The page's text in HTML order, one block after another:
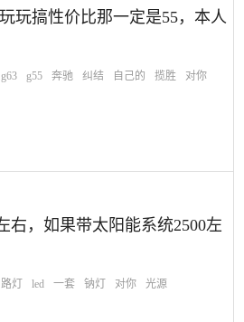
玩搞性价比那一定是55，本人
g63 g55 奔驰 纠结 自己的 揽胜 对你
右，如果带太阳能系统2500左
路灯 led 一套 钠灯 对你 光源